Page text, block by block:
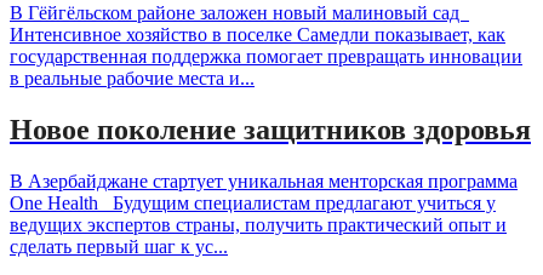
В Гёйгёльском районе заложен новый малиновый сад
Интенсивное хозяйство в поселке Самедли показывает, как
государственная поддержка помогает превращать инновации
в реальные рабочие места и...
Новое поколение защитников здоровья
В Азербайджане стартует уникальная менторская программа
One Health Будущим специалистам предлагают учиться у
ведущих экспертов страны, получить практический опыт и
сделать первый шаг к ус...